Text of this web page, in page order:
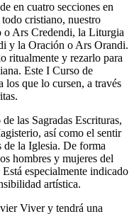
en cuatro secciones en
cristiano, nuestro
o Ars Credendi, la Liturgia
y la Oración o Ars Orandi.
ritualmente y rezarlo para
Este I Curso de
los que lo cursen, a través
las Sagradas Escrituras,
así como el sentir
de la Iglesia. De forma
hombres y mujeres del
especialmente indicado
artística.
Viver y tendrá una